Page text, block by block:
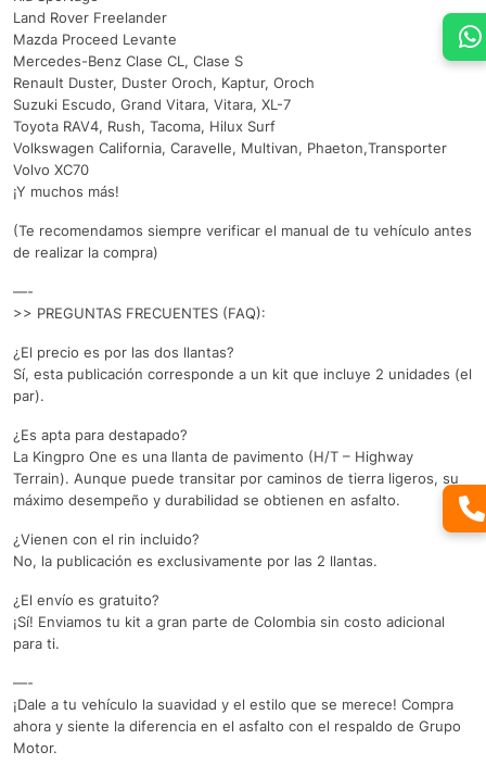
Land Rover Freelander
Mazda Proceed Levante
Mercedes-Benz Clase CL, Clase S
Renault Duster, Duster Oroch, Kaptur, Oroch
Suzuki Escudo, Grand Vitara, Vitara, XL-7
Toyota RAV4, Rush, Tacoma, Hilux Surf
Volkswagen California, Caravelle, Multivan, Phaeton,Transporter
Volvo XC70
¡Y muchos más!
(Te recomendamos siempre verificar el manual de tu vehículo antes
de realizar la compra)
—-
>> PREGUNTAS FRECUENTES (FAQ):
¿El precio es por las dos llantas?
Sí, esta publicación corresponde a un kit que incluye 2 unidades (el
par).
¿Es apta para destapado?
La Kingpro One es una llanta de pavimento (H/T – Highway
Terrain). Aunque puede transitar por caminos de tierra ligeros, su
máximo desempeño y durabilidad se obtienen en asfalto.
¿Vienen con el rin incluido?
No, la publicación es exclusivamente por las 2 llantas.
¿El envío es gratuito?
¡Sí! Enviamos tu kit a gran parte de Colombia sin costo adicional
para ti.
—-
¡Dale a tu vehículo la suavidad y el estilo que se merece! Compra
ahora y siente la diferencia en el asfalto con el respaldo de Grupo
Motor.